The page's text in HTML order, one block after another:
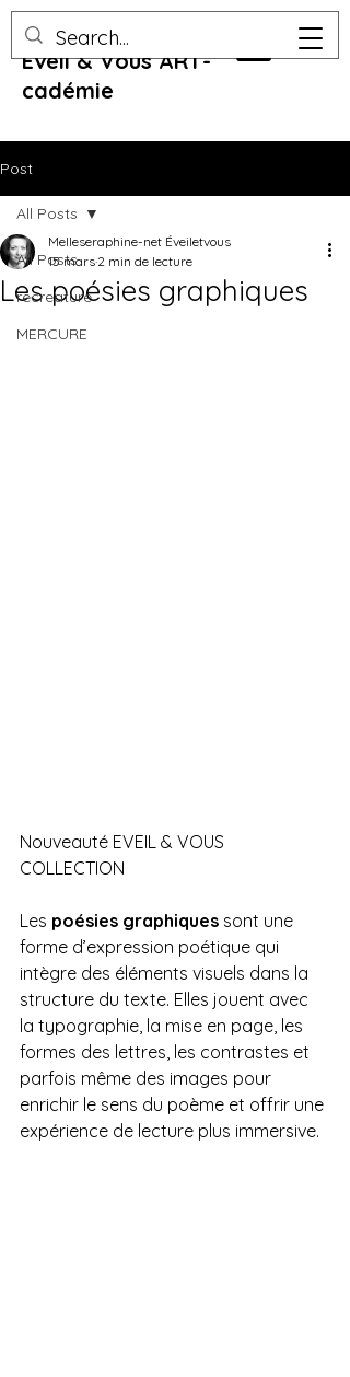
Eveil & Vous ART-
cadémie
Post
All Posts
recreature
MERCURE
All Posts
Les poésies graphiques
Melleseraphine-net Éveiletvous
15 mars 2 min de lecture
Nouveauté EVEIL & VOUS
COLLECTION
Les poésies graphiques sont une
forme d’expression poétique qui
intègre des éléments visuels dans la
structure du texte. Elles jouent avec
la typographie, la mise en page, les
formes des lettres, les contrastes et
parfois même des images pour
enrichir le sens du poème et offrir une
expérience de lecture plus immersive.